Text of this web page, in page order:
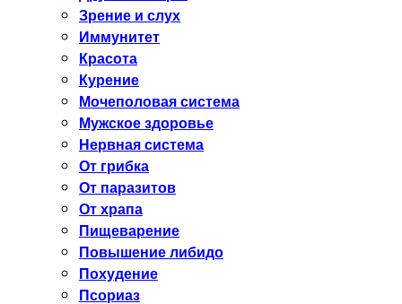
Зрение и слух
Иммунитет
Красота
Курение
Мочеполовая система
Мужское здоровье
Нервная система
От грибка
От паразитов
От храпа
Пищеварение
Повышение либидо
Похудение
Псориаз